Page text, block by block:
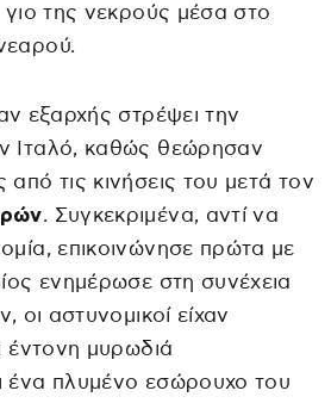
γιο της νεκρούς μέσα στο
εξαρχής στρέψει την
Ιταλό, καθώς θεώρησαν
από τις κινήσεις του μετά τον
. Συγκεκριμένα, αντί να
επικοινώνησε πρώτα με
ενημέρωσε στη συνέχεια
οι αστυνομικοί είχαν
έντονη μυρωδιά
ένα πλυμένο εσώρουχο του